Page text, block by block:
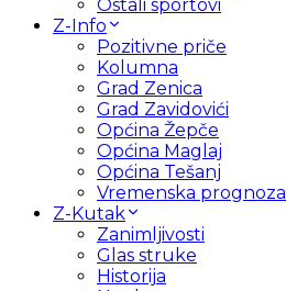
Ostali sportovi
Z-Info
Pozitivne priče
Kolumna
Grad Zenica
Grad Zavidovići
Općina Žepče
Općina Maglaj
Općina Tešanj
Vremenska prognoza
Z-Kutak
Zanimljivosti
Glas struke
Historija